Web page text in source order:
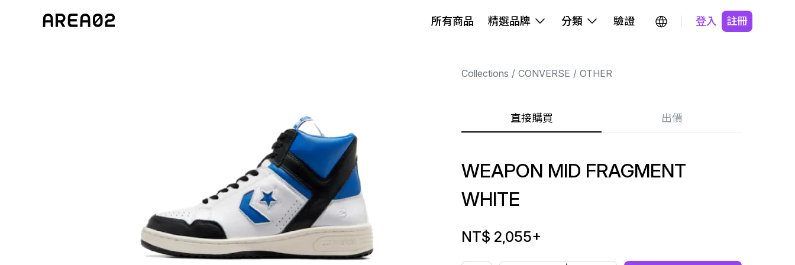
所有商品 精選品牌 分類 驗證 登入 註冊
Collections CONVERSE OTHER
直接購買 出價
WEAPON MID FRAGMENT
WHITE
NT$ 2,055+